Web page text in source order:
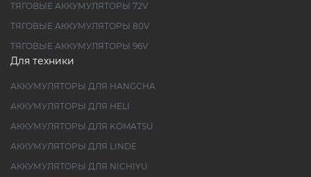
ТЯГОВЫЕ АККУМУЛЯТОРЫ 72V
ТЯГОВЫЕ АККУМУЛЯТОРЫ 80V
ТЯГОВЫЕ АККУМУЛЯТОРЫ 96V
Для техники
АККУМУЛЯТОРЫ ДЛЯ HANGCHA
АККУМУЛЯТОРЫ ДЛЯ HELI
АККУМУЛЯТОРЫ ДЛЯ KOMATSU
АККУМУЛЯТОРЫ ДЛЯ LINDE
АККУМУЛЯТОРЫ ДЛЯ NICHIYU